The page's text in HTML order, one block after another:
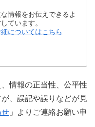
情報をお伝えできるよ
ています。
についてはこちら
情報の正当性、公平性
、誤記や誤りなどが見
せ 」よりご連絡お願い申